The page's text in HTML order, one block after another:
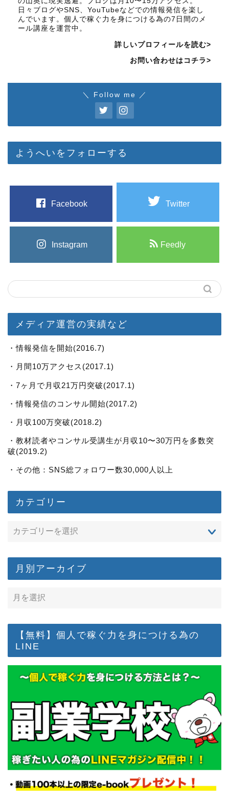
日々ブログやSNS、YouTubeなどでの情報発信を楽し
んでいます。個人で稼ぐ力を身につける為の7日間のメ
ール講座を運営中。
詳しいプロフィールを読む>
お問い合わせはコチラ>
＼ Follow me ／
ようへいをフォローする
Facebook Twitter
Instagram Feedly
メディア運営の実績など
・情報発信を開始(2016.7)
・月間10万アクセス(2017.1)
・7ヶ月で月収21万円突破(2017.1)
・情報発信のコンサル開始(2017.2)
・月収100万突破(2018.2)
・教材読者やコンサル受講生が月収10〜30万円を多数突
破(2019.2)
・その他：SNS総フォロワー数30,000人以上
カテゴリー
月別アーカイブ
【無料】個人で稼ぐ力を身につける為の
LINE